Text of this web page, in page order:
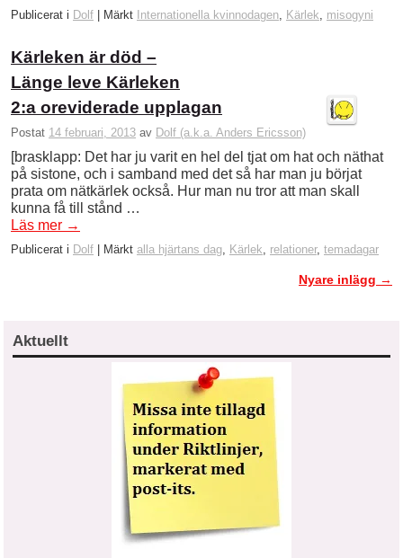
Publicerat i Dolf Märkt Internationella kvinnodagen, Kärlek, misogyni
Kärleken är död –
Länge leve Kärleken
2:a oreviderade upplagan
Postat 14 februari, 2013 av Dolf (a.k.a. Anders Ericsson)
[brasklapp: Det har ju varit en hel del tjat om hat och näthat
på sistone, och i samband med det så har man ju börjat
prata om nätkärlek också. Hur man nu tror att man skall
kunna få till stånd …
Läs mer →
Publicerat i Dolf | Märkt alla hjärtans dag Kärlek relationer, temadagar
Nyare inlägg →
Aktuellt